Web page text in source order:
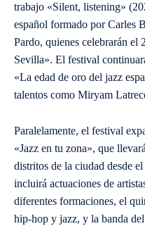
trabajo «Silent, listening»
español formado por Carles
Pardo, quienes celebrarán el
Sevilla». El festival
«La edad de oro del jazz
talentos como Miryam
Paralelamente, el festival
«Jazz en tu zona», que
distritos de la ciudad desde
incluirá actuaciones de
diferentes formaciones, el
hip-hop y jazz, y la banda